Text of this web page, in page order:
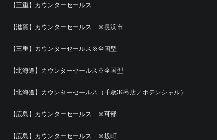
【三重】カウンターセールス
【滋賀】カウンターセールス ※長浜市
【三重】カウンターセールス※全国型
【北海道】カウンターセールス※全国型
【北海道】カウンターセールス（千歳36号店／ポテンシャル）
【広島】カウンターセールス ※可部
【広島】カウンターセールス ※坂町